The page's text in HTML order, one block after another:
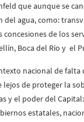
que aunque se
agua, como:
concesiones de los
Boca del Río y el
nacional de falta
de proteger la
y el poder del
estatales,